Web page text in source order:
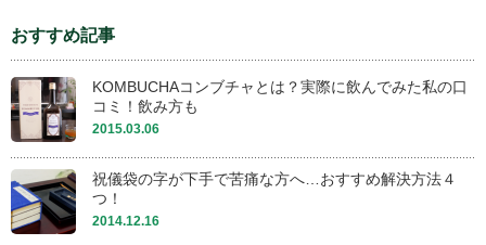
おすすめ記事
KOMBUCHAコンブチャとは？実際に飲んでみた私の口
コミ！飲み方も
2015.03.06
祝儀袋の字が下手で苦痛な方へ…おすすめ解決方法４
つ！
2014.12.16